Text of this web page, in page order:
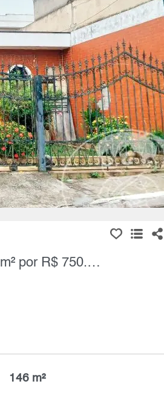
Casa Térrea, 3 Quartos à Venda, Vila Formosa, 146 m² por R$ 750.000,00
146 m²